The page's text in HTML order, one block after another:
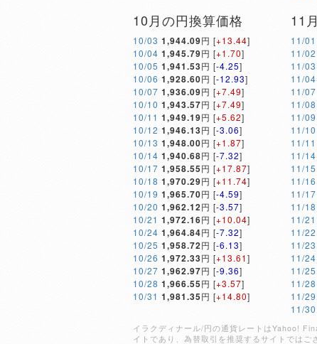
10月の円換算価格
10/03 1,944.09円 [+13.44]
10/04 1,945.79円 [+1.70]
10/05 1,941.53円 [-4.25]
10/06 1,928.60円 [-12.93]
10/07 1,936.09円 [+7.49]
10/10 1,943.57円 [+7.49]
10/11 1,949.19円 [+5.62]
10/12 1,946.13円 [-3.06]
10/13 1,948.00円 [+1.87]
10/14 1,940.68円 [-7.32]
10/17 1,958.55円 [+17.87]
10/18 1,970.29円 [+11.74]
10/19 1,965.70円 [-4.59]
10/20 1,962.12円 [-3.57]
10/21 1,972.16円 [+10.04]
10/24 1,964.84円 [-7.32]
10/25 1,958.72円 [-6.13]
10/26 1,972.33円 [+13.61]
10/27 1,962.97円 [-9.36]
10/28 1,966.55円 [+3.57]
10/31 1,981.35円 [+14.80]
11
11/01
11/02
11/03
11/04
11/07
11/08
11/09
11/10
11/11
11/14
11/15
11/16
11/17
11/18
11/21
11/22
11/23
11/24
11/25
11/28
11/29
11/30
イラクディナール/円の通貨レートはYahoo!
イトであり、為替取引を推奨するサイトでは